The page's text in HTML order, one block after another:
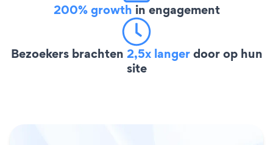
200% growth in engagement
Bezoekers brachten 2,5x langerdoor op hun
site